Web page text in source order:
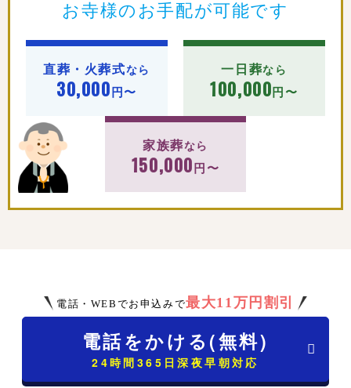
お寺様のお手配が可能です
直葬・火葬式なら
30,000円〜
一日葬なら
100,000円〜
家族葬 なら
150,000円〜
電話・WEBでお申込みで最大11万円割引
電話をかける(無料)
24時間365日深夜早朝対応